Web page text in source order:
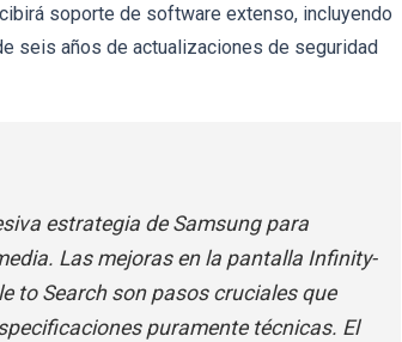
soporte de software extenso, incluyendo
seis años de actualizaciones de seguridad
estrategia de Samsung para
Las mejoras en la pantalla Infinity-
to Search son pasos cruciales que
puramente técnicas. El